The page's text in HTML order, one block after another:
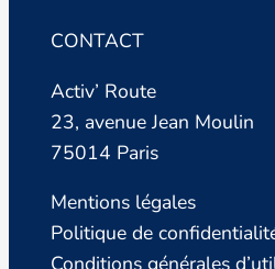
CONTACT
Activ’ Route
23, avenue Jean Moulin
75014 Paris
Mentions légales
Politique de